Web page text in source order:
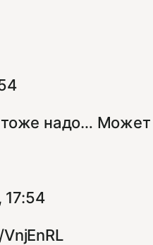
надо…
17:54